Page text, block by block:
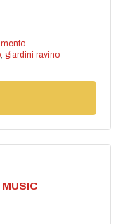
, giardini ravino
MUSIC